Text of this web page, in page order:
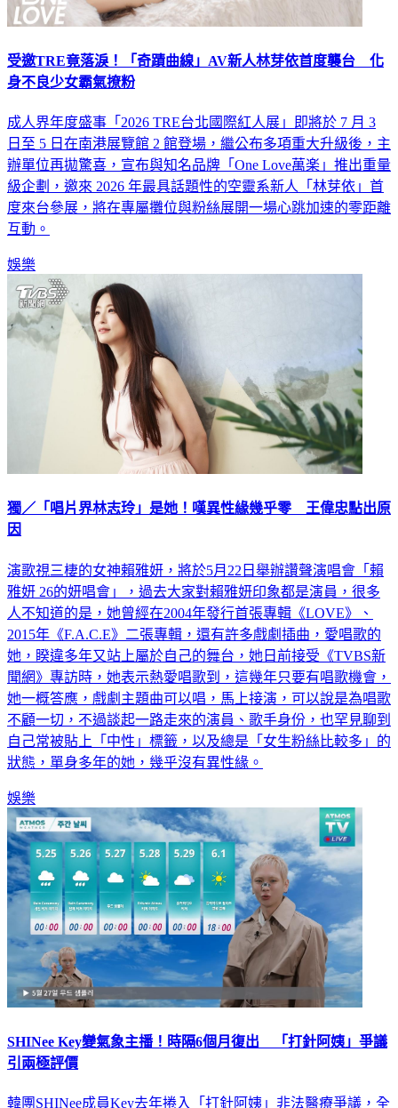
受邀TRE竟落淚！「奇蹟曲線」AV新人林芽依首度襲台 化
成人界年度盛事「2026 TRE台北國際紅人展」即將於 7 月 3
日至 5 日在南港展覽館 2 館登場，繼公布多項重大升級後，主
辦單位再拋驚喜，宣布與知名品牌「One Love萬楽」推出重量
級企劃，邀來 2026 年最具話題性的空靈系新人「林芽依」首
度來台參展，將在專屬攤位與粉絲展開一場心跳加速的零距離
娛樂
獨／「唱片界林志玲」是她！嘆異性緣幾乎零 王偉忠點出原
演歌視三棲的女神賴雅妍，將於5月22日舉辦讚聲演唱會「賴
雅妍 26的妍唱會」，過去大家對賴雅妍印象都是演員，很多
人不知道的是，她曾經在2004年發行首張專輯《LOVE》、
2015年《F.A.C.E》二張專輯，還有許多戲劇插曲，愛唱歌的
她，睽違多年又站上屬於自己的舞台，她日前接受《TVBS新
聞網》專訪時，她表示熱愛唱歌到，這幾年只要有唱歌機會，
她一概答應，戲劇主題曲可以唱，馬上接演，可以說是為唱歌
不顧一切，不過談起一路走來的演員、歌手身份，也罕見聊到
自己常被貼上「中性」標籤，以及總是「女生粉絲比較多」的
娛樂
SHINee Key變氣象主播！時隔6個月復出 「打針阿姨」爭議